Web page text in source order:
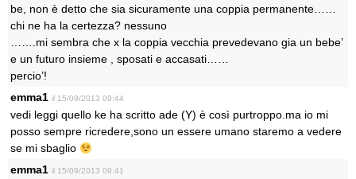
be, non è detto che sia sicuramente una coppia permanente……
chi ne ha la certezza? nessuno
…….mi sembra che x la coppia vecchia prevedevano gia un bebe’
e un futuro insieme , sposati e accasati……
percio’!
emma1 il 15/09/2013 09:44
vedi leggi quello ke ha scritto ade (Y) è così purtroppo.ma io mi
posso sempre ricredere,sono un essere umano staremo a vedere
se mi sbaglio
emma1 il 15/09/2013 09:41